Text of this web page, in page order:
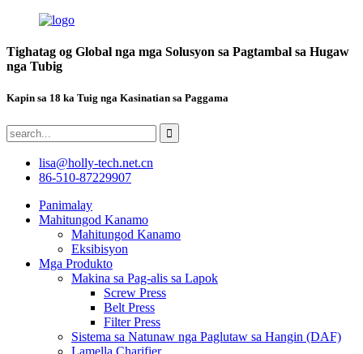
Tighatag og Global nga mga Solusyon sa Pagtambal sa Hugaw
nga Tubig
Kapin sa 18 ka Tuig nga Kasinatian sa Paggama
lisa@holly-tech.net.cn
86-510-87229907
Panimalay
Mahitungod Kanamo
Mahitungod Kanamo
Eksibisyon
Mga Produkto
Makina sa Pag-alis sa Lapok
Screw Press
Belt Press
Filter Press
Sistema sa Natunaw nga Paglutaw sa Hangin (DAF)
Lamella Charifier